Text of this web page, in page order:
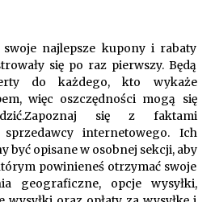
najlepsze kupony i rabaty
się po raz pierwszy. Będą
do każdego, kto wykaże
więc oszczędności mogą się
się z faktami
sprzedawcy internetowego. Ich
być opisane w osobnej sekcji, aby
powinieneś otrzymać swoje
geograficzne, opcje wysyłki,